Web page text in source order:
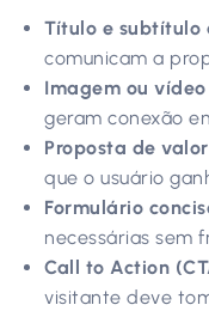
Título e subtítulo
comunicam a
Imagem ou
geram conexão
Proposta de
que o usuário
Formulário
necessárias sem
Call to Action
visitante deve